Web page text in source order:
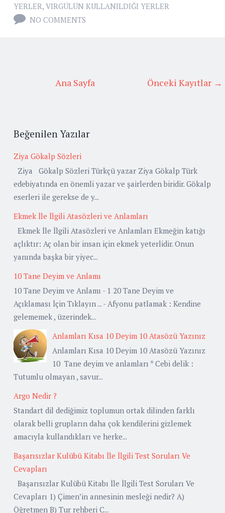
YERLER, VIRGÜLÜN KULLANILDIĞI YERLER
NO COMMENTS
Önceki Kayıtlar →
Ana Sayfa
Beğenilen Yazılar
Ziya Gökalp Sözleri
Ziya Gökalp Sözleri Türkçü yazar Ziya Gökalp Türk
edebiyatında en önemli yazar ve şairlerden biridir. Gökalp
eserleri ile gerekse de y...
Ekmek İle İlgili Atasözleri ve Anlamları
Ekmek İle İlgili Atasözleri ve Anlamları Ekmeğin katığı
açlıktır: Aç olan bir insan için ekmek yeterlidir. Onun
yanında başka bir yiyec...
10 Tane Deyim ve Anlamı
10 Tane Deyim ve Anlamı - 1 20 Tane Deyim ve
Açıklaması İçin Tıklayın ... - Afyonu patlamak : Kendine
gelememek , üzerindek...
Anlamları Kısa 10 Deyim 10 Atasözü Yazınız
Anlamları Kısa 10 Deyim 10 Atasözü Yazınız
10 Tane deyim ve anlamları * Cebi delik :
Tutumlu olmayan , savur...
Argo Nedir ?
Standart dil dediğimiz toplumun ortak dilinden farklı
olarak belli grupların daha çok kendilerini gizlemek
amacıyla kullandıkları ve herke...
Başarısızlar Kulübü Kitabı İle İlgili Test Soruları Ve
Cevapları
Başarısızlar Kulübü Kitabı İle İlgili Test Soruları Ve
Cevapları 1) Çimen’in annesinin mesleği nedir? A)
Öğretmen B) Tur rehberi C...